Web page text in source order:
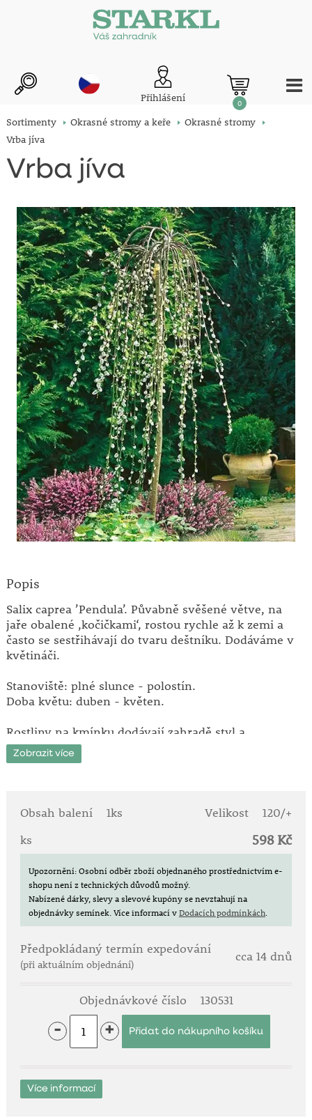
Přihlášení 0
Sortimenty Okrasné stromy a keře
Okrasné stromy
Vrba jíva
Vrba jíva
Popis
Salix caprea ’Pendula’. Půvabně svěšené větve, na
jaře obalené ‚kočičkami‘, rostou rychle až k zemi a
často se sestřihávají do tvaru deštníku. Dodáváme v
květináči.
Stanoviště: plné slunce - polostín.
Doba květu: duben - květen.
Rostliny na kmínku dodávají zahradě styl a
promyšlený vzhled, ať už v květináči u domu, nebo
jako okouzlující dominanta zahrady. Majitelé menších
výrazným tvarem koruny jako je převislá, kulovitá
nebo deštníkovitá. Kromě toho jsou velmi snadné na
údržbu a dají se pěstovat i v malých zahradách nebo
v květináči na balkonu.
Zobrazit více
Obsah balení 1ks Velikost
120/+
ks
598 Kč
Upozornění: Osobní odběr zboží objednaného prostřednictvím e-
shopu není z technických důvodů možný.
Nabízené dárky, slevy a slevové kupóny se nevztahují na
objednávky semínek.Více informací vDodacích podmínkách.
Předpokládaný termín expedování
(při aktuálním objednání)
cca 14 dnů
Objednávkové číslo 130531
- +
Více informací